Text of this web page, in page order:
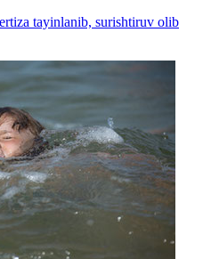
tayinlanib, surishtiruv olib